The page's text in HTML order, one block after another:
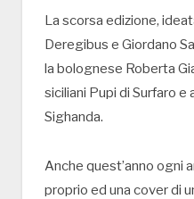
La scorsa edizione,
Deregibus e Giordano
la bolognese Roberta
siciliani Pupi di Surfaro
Sighanda.
Anche quest’anno ogni
proprio ed una cover di